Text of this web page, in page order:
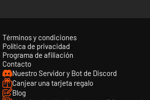
Términos y condiciones
Política de privacidad
Programa de afiliación
Contacto
Nuestro Servidor y Bot de Discord
Canjear una tarjeta regalo
Blog